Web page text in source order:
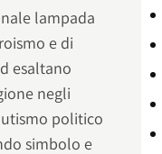
lampada
e di
esaltano
negli
politico
simbolo e